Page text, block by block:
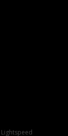
Lightspeed